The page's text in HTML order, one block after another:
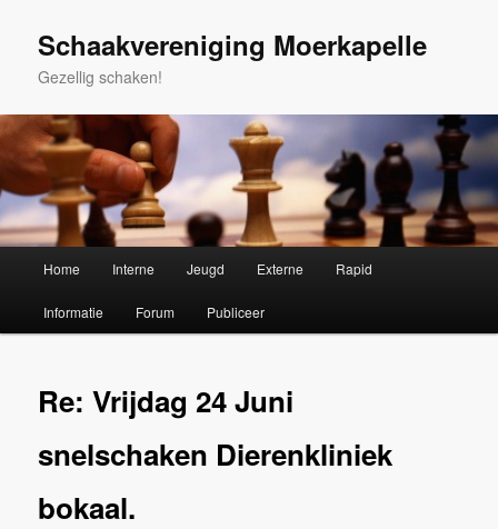
primaire
Schaakvereniging Moerkapelle
Gezellig schaken!
Home Interne Jeugd Externe Rapid
Informatie Forum Publiceer
Re: Vrijdag 24 Juni
snelschaken Dierenkliniek
bokaal.